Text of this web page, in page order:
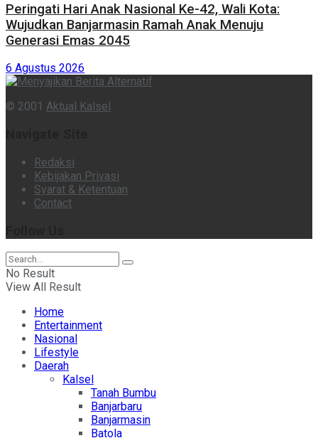
Peringati Hari Anak Nasional Ke-42, Wali Kota:
Wujudkan Banjarmasin Ramah Anak Menuju
Generasi Emas 2045
6 Agustus 2026
© 2001 Aktual Kalsel
Redaksi
Kebijakan Privasi
Syarat & Ketentuan
Contact
No Result
View All Result
Home
Entertainment
Nasional
Lifestyle
Daerah
Kalsel
Tanah Bumbu
Banjarbaru
Banjarmasin
Batola